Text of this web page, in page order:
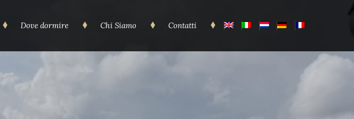
Dove dormire Chi Siamo Contatti